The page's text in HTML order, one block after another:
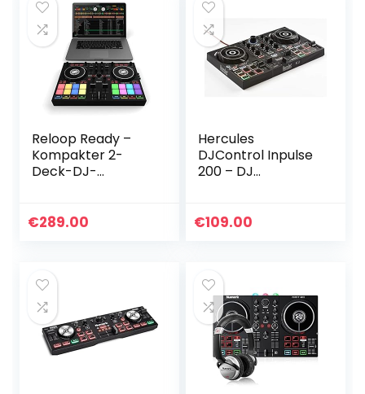
Reloop Ready –
Kompakter 2-
Deck-DJ-
(inklusive) & DJ
€289.00
Hercules
DJControl Inpulse
200 – DJ
and sound card
€109.00